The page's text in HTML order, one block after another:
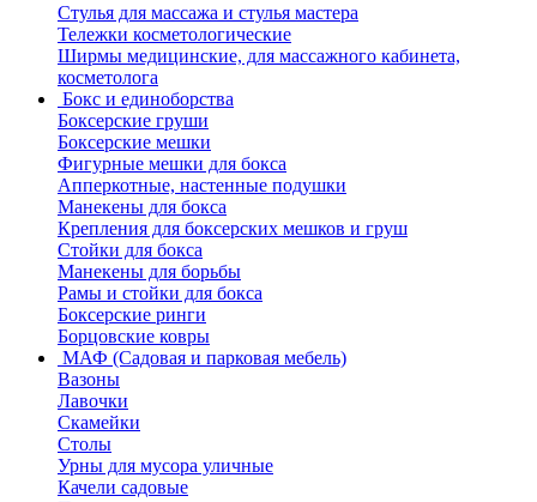
Стулья для массажа и стулья мастера
Тележки косметологические
Ширмы медицинские, для массажного кабинета,
косметолога
Бокс и единоборства
Боксерские груши
Боксерские мешки
Фигурные мешки для бокса
Апперкотные, настенные подушки
Манекены для бокса
Крепления для боксерских мешков и груш
Стойки для бокса
Манекены для борьбы
Рамы и стойки для бокса
Боксерские ринги
Борцовские ковры
МАФ (Садовая и парковая мебель)
Вазоны
Лавочки
Скамейки
Столы
Урны для мусора уличные
Качели садовые